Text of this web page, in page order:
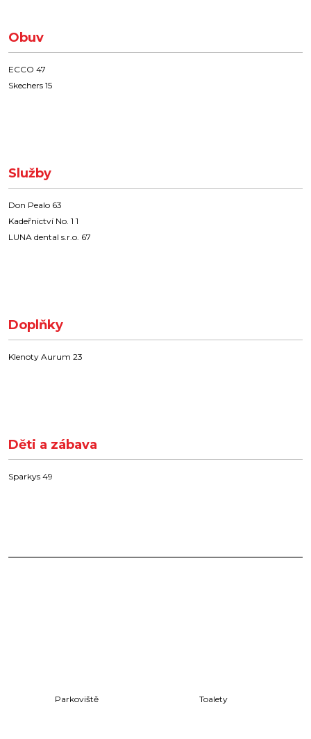
Obuv
ECCO 47
Skechers 15
Služby
Don Pealo 63
Kadeřnictví No. 1 1
LUNA dental s.r.o. 67
Doplňky
Klenoty Aurum 23
Děti a zábava
Sparkys 49
Parkoviště Toalety